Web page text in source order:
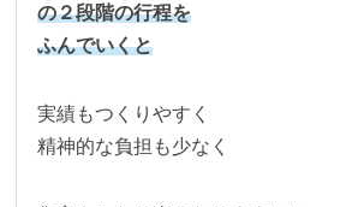
の２段階の行程を
ふんでいくと
実績もつくりやすく
精神的な負担も少なく